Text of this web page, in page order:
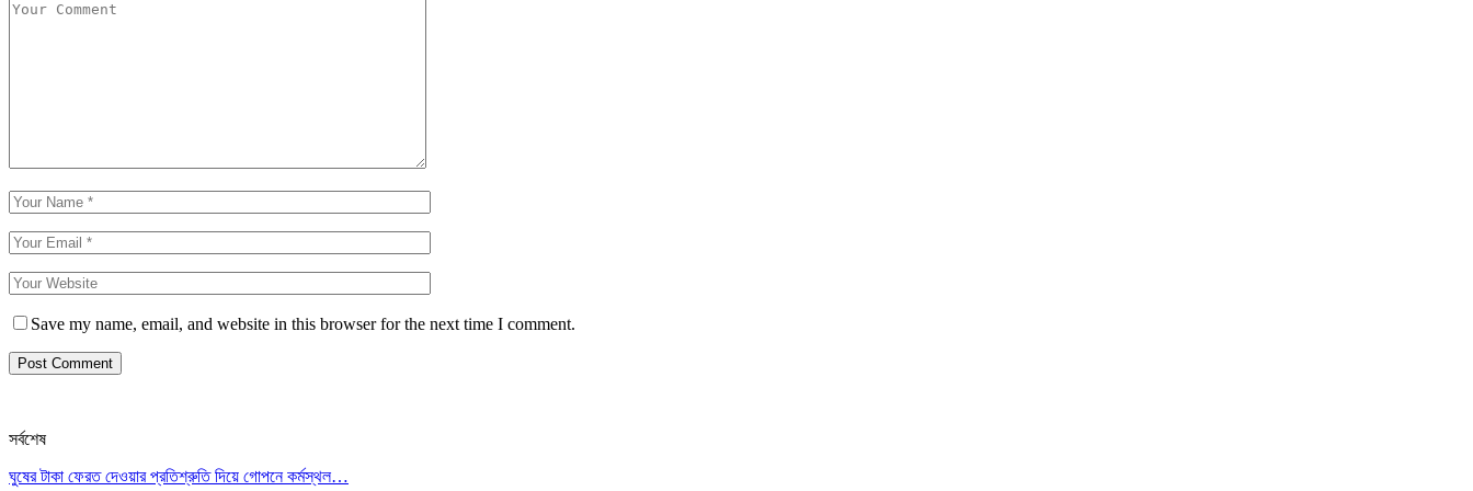
Save my name, email, and website in this browser for the next time I comment.
সর্বশেষ
ঘুষের টাকা ফেরত দেওয়ার প্রতিশ্রুতি দিয়ে গোপনে কর্মস্থল…